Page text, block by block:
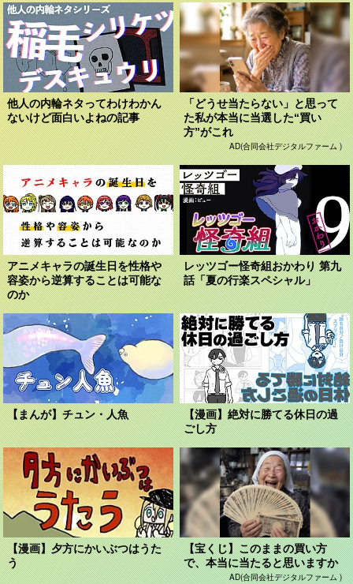
他人の内輪ネタってわけわかん
ないけど面白いよねの記事
「どうせ当たらない」と思って
た私が本当に当選した“買い
方”がこれ
AD(合同会社デジタルファーム )
アニメキャラの誕生日を性格や
容姿から逆算することは可能な
のか
レッツゴー怪奇組おかわり 第九
話「夏の行楽スペシャル」
【まんが】チュン・人魚
【漫画】絶対に勝てる休日の過
ごし方
【漫画】夕方にかいぶつはうた
う
【宝くじ】このままの買い方
で、本当に当たると思いますか
AD(合同会社デジタルファーム )